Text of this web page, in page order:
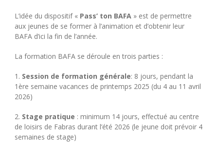
L’idée du dispositif « Pass’ ton BAFA » est de permettre
aux jeunes de se former à l’animation et d’obtenir leur
BAFA d’ici la fin de l’année.
La formation BAFA se déroule en trois parties :
1. Session de formation générale: 8 jours, pendant la
1ère semaine vacances de printemps 2025 (du 4 au 11 avril
2026)
2. Stage pratique : minimum 14 jours, effectué au centre
de loisirs de Fabras durant l’été 2026 (le jeune doit prévoir 4
semaines de stage)